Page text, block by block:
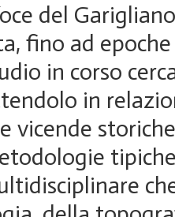
del
fino ad
in corso
in
vicende